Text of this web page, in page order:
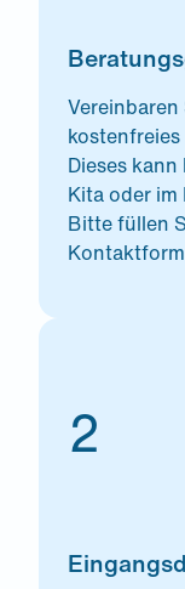
Dieses
Kita oder
Bitte füllen
2